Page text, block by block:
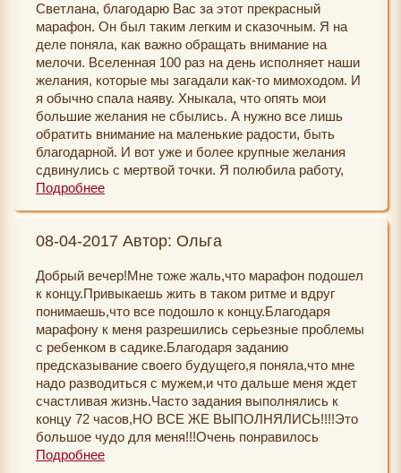
Светлана, благодарю Вас за этот прекрасный
марафон. Он был таким легким и сказочным. Я на
деле поняла, как важно обращать внимание на
мелочи. Вселенная 100 раз на день исполняет наши
желания, которые мы загадали как-то мимоходом. И
я обычно спала наяву. Хныкала, что опять мои
большие желания не сбылись. А нужно все лишь
обратить внимание на маленькие радости, быть
благодарной. И вот уже и более крупные желания
сдвинулись с мертвой точки. Я полюбила работу,
которую раньше терпеть не могла. Мне подарили
это происходит.
Подробнее
08-04-2017 Автор: Ольга
Добрый вечер!Мне тоже жаль,что марафон подошел
к концу.Привыкаешь жить в таком ритме и вдруг
понимаешь,что все подошло к концу.Благодаря
марафону к меня разрешились серьезные проблемы
с ребенком в садике.Благодаря заданию
предсказывание своего будущего,я поняла,что мне
надо разводиться с мужем,и что дальше меня ждет
счастливая жизнь.Часто задания выполнялись к
концу 72 часов,НО ВСЕ ЖЕ ВЫПОЛНЯЛИСЬ!!!!Это
большое чудо для меня!!!Очень понравилось
задание с заряжением воды.Стараюсь делать это
Подробнее